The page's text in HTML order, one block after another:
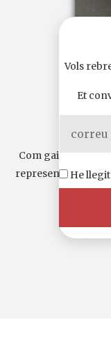
Com gairebé cap
representa la lluita
Vols
Et
He